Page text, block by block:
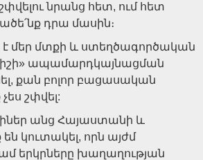
նրանց հետ, ում հետ
դրա մասին։
է մեր մտքի և ստեղծագործական
ապամարդկայնացման
քան բոլոր բացասական
շփվել:
անց Հայաստանի և
կուտակել, որն այժմ
երկրները խաղաղության